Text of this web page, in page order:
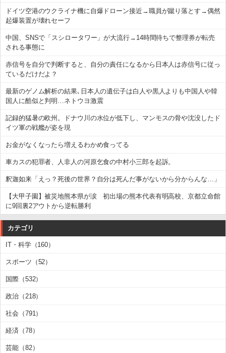
ドイツ空港のウクライナ機に自爆ドローン接近→職員が蹴り落とす→偶然
起爆装置が壊れセーフ
中国、SNSで「スシロータワー」が大流行→14時間待ちで整理券が転売
される事態に
赤信号を自分で判断すると、自分の責任になるから日本人は赤信号に従っ
ているだけだよ？
最新のゲノム解析の結果､日本人の遺伝子は白人や黒人よりも中国人や韓
国人に酷似と判明…ネトウヨ激震
記録的猛暑の欧州。ドナウ川の水位が低下し、マンモスの骨や沈没したド
イツ軍の戦艦が姿を現
お金がなくなったら増えるわかめ食ってる
車カスの犯罪者、人非人の河原乞食の中村小三郎を起訴。
釈迦如来「えっ？死後の世界？自分は死んだ事がないから分からんな…」
【大甲子園】被災地熊本県が涙 初出場の熊本代表有明高校、京都立命館
に9回裏2アウトから逆転勝利
カテゴリ
IT・科学（160）
スポーツ（52）
国際（532）
政治（218）
社会（791）
経済（78）
芸能（82）